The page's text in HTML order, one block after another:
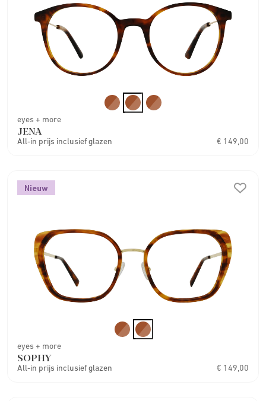
eyes + more
JENA
All-in prijs inclusief glazen € 149,00
Nieuw
eyes + more
SOPHY
All-in prijs inclusief glazen € 149,00